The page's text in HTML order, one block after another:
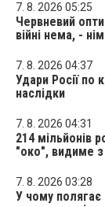
7. 8. 2026 05:25
Червневий
війні нема, -
7. 8. 2026 04:37
Удари Росії по
наслідки
7. 8. 2026 04:31
214 мільйонів
"око", видиме
7. 8. 2026 03:28
У чому полягає